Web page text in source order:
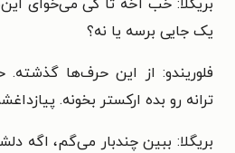
بریگلا: خب آخه تا کی می‌خوای
یک جایی برسه یا نه؟
فلوریندو: از این حرف‌ها گذشته.
ترانه رو بده ارکستر بخونه.
بریگلا: ببین چندبار می‌گم، اگه